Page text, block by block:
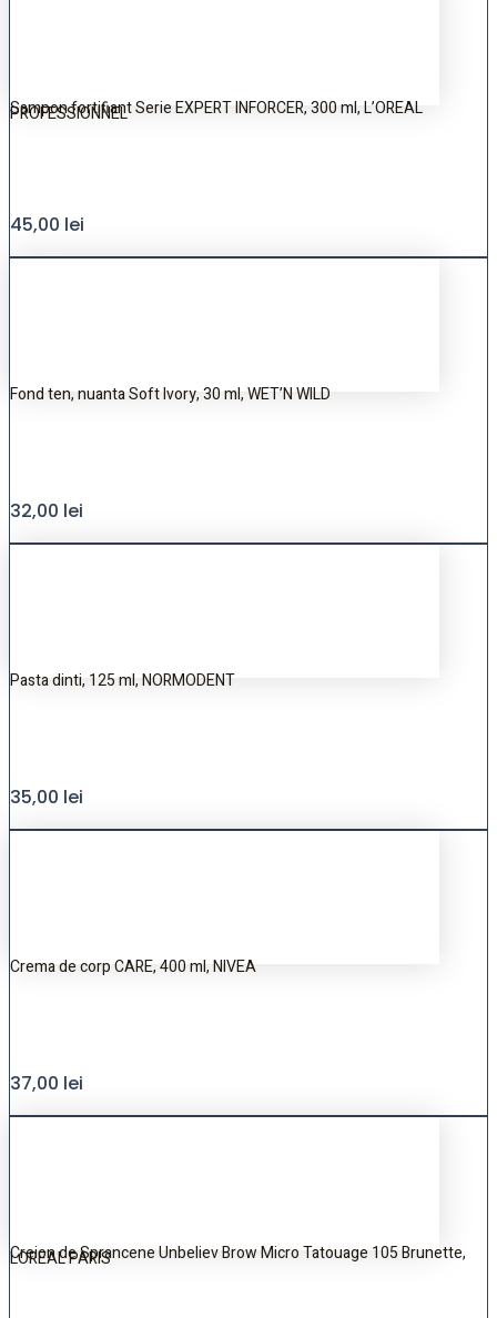
Sampon fortifiant Serie EXPERT INFORCER, 300 ml, L’OREAL
PROFESSIONNEL
45,00 lei
Fond ten, nuanta Soft Ivory, 30 ml, WET’N WILD
32,00 lei
Pasta dinti, 125 ml, NORMODENT
35,00 lei
Crema de corp CARE, 400 ml, NIVEA
37,00 lei
Creion de Sprancene Unbeliev Brow Micro Tatouage 105 Brunette,
LOREAL PARIS